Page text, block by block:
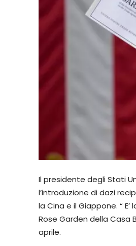
Il presidente degli Stati
l’introduzione di dazi
la Cina e il Giappone. “
Rose Garden della Casa
aprile.